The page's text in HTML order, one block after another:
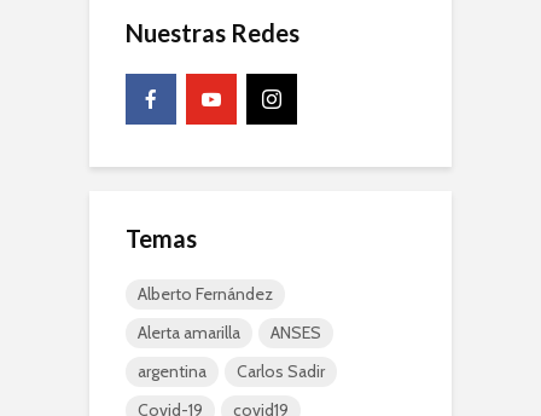
Nuestras Redes
Temas
Alberto Fernández
Alerta amarilla
ANSES
argentina
Carlos Sadir
Covid-19
covid19